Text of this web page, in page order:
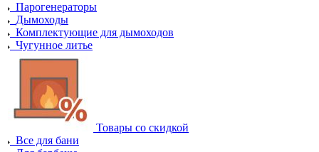
Парогенераторы
Дымоходы
Комплектующие для дымоходов
Чугунное литье
Товары со скидкой
Все для бани